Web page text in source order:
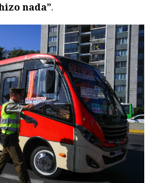
nada”.